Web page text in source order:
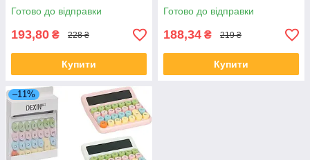
Готово до відправки
193,80 ₴ 228 ₴
Купити
Готово до відправки
188,34 ₴ 219 ₴
Купити
–11%